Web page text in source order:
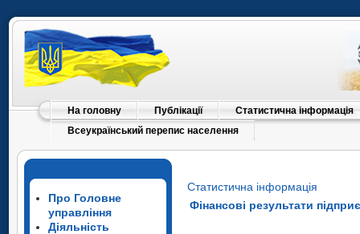
На головну Публікації
Статистична інформація
Всеукраїнський перепис населення
Про Головне
управління
Діяльність
Статистична інформація
Фінансові результати